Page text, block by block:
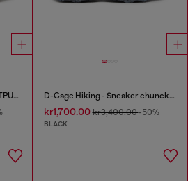
D-Cage Runner-Sneakers in TPU-trimmed ripstop D-Cage Hiking - Sneaker chuncky high-top
kr1,700.00kr3,400.00-50%
BLACK